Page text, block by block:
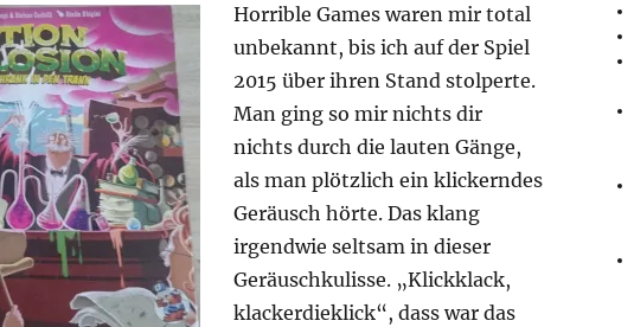
Horrible Games waren mir total
unbekannt, bis ich auf der Spiel
2015 über ihren Stand stolperte.
Man ging so mir nichts dir
nichts durch die lauten Gänge,
als man plötzlich ein klickerndes
Geräusch hörte. Das klang
irgendwie seltsam in dieser
Geräuschkulisse. „Klickklack,
klackerdieklick“, dass war das